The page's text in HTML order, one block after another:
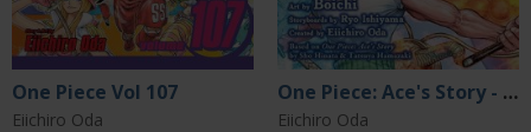
One Piece Vol 107
Eiichiro Oda
One Piece: Ace's Story - The Manga, Vol. 1
Eiichiro Oda